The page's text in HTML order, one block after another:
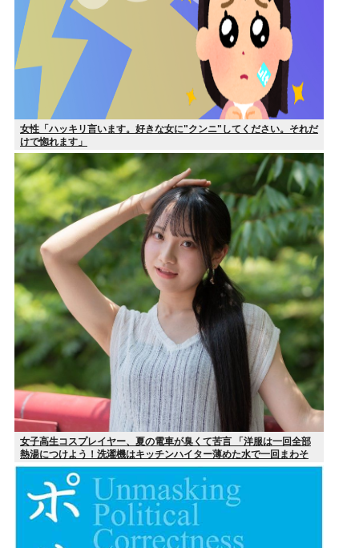
女性「ハッキリ言います。好きな女に"クンニ"してください。それだ
けで惚れます」
女子高生コスプレイヤー、夏の電車が臭くて苦言 「洋服は一回全部
熱湯につけよう！洗濯機はキッチンハイター薄めた水で一回まわそ
う！」